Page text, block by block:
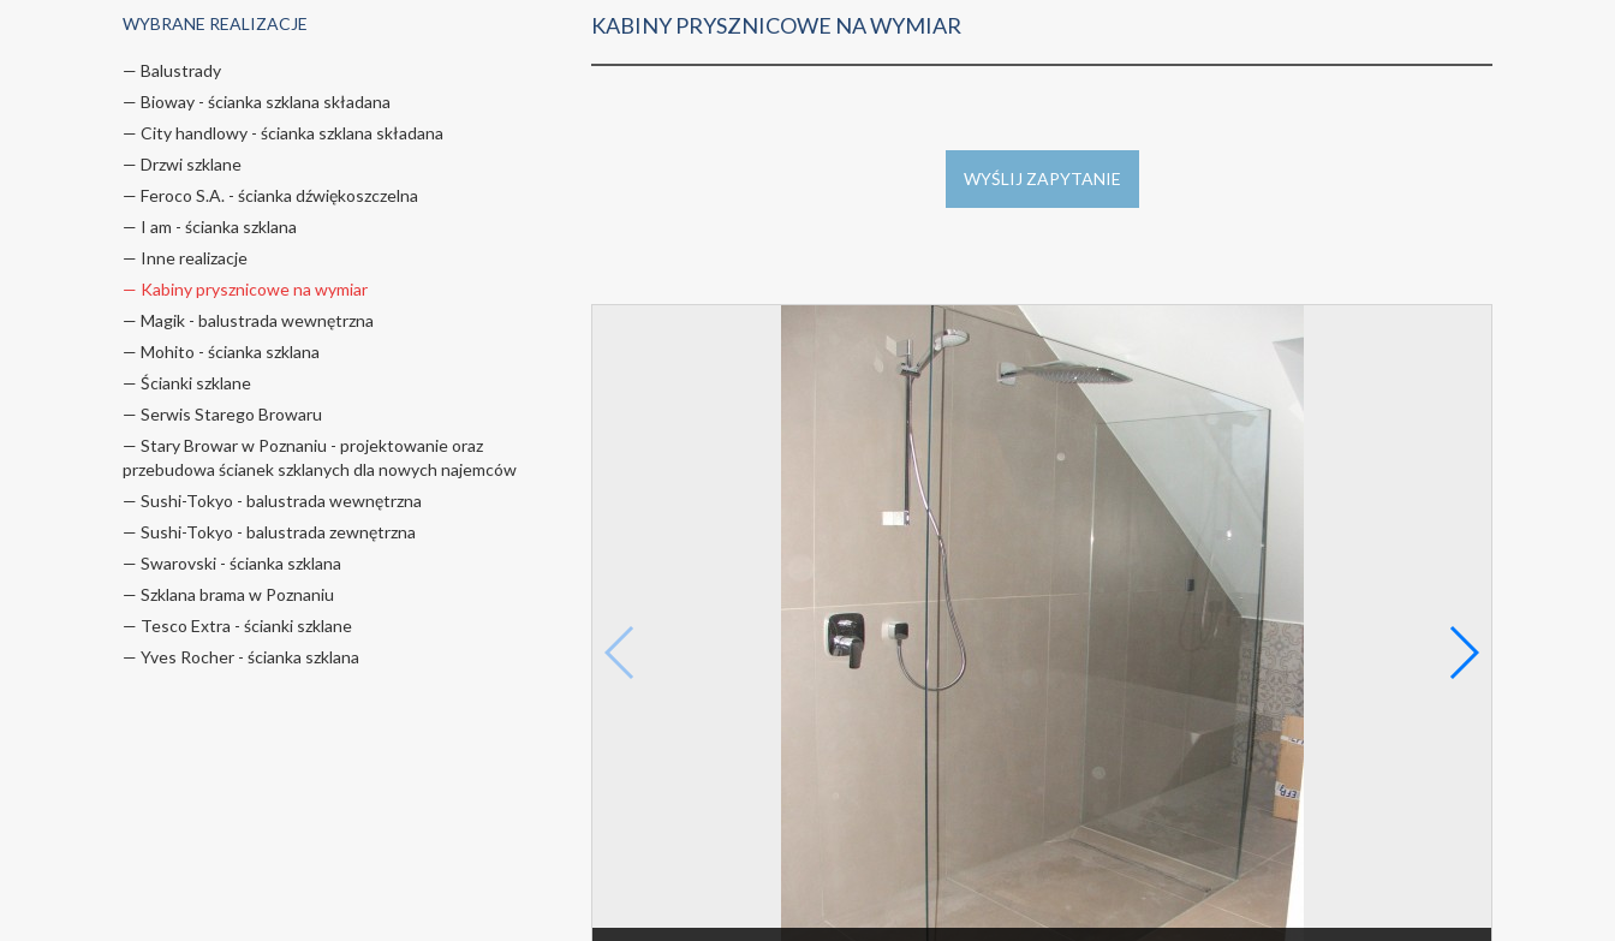
WYBRANE REALIZACJE
— Balustrady
— Bioway - ścianka szklana składana
— City handlowy - ścianka szklana składana
— Drzwi szklane
— Feroco S.A. - ścianka dźwiękoszczelna
— I am - ścianka szklana
— Inne realizacje
— Kabiny prysznicowe na wymiar
— Magik - balustrada wewnętrzna
— Mohito - ścianka szklana
— Ścianki szklane
— Serwis Starego Browaru
— Stary Browar w Poznaniu - projektowanie oraz
przebudowa ścianek szklanych dla nowych najemców
— Sushi-Tokyo - balustrada wewnętrzna
— Sushi-Tokyo - balustrada zewnętrzna
— Swarovski - ścianka szklana
— Szklana brama w Poznaniu
— Tesco Extra - ścianki szklane
— Yves Rocher - ścianka szklana
KABINY PRYSZNICOWE NA WYMIAR
WYŚLIJ ZAPYTANIE